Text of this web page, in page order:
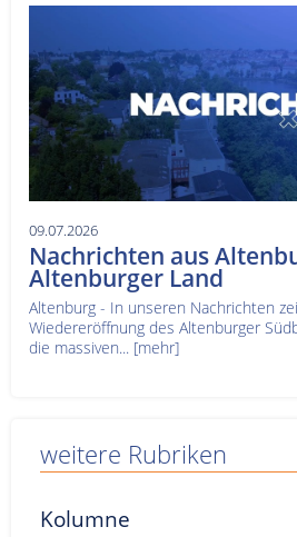
09.07.2026
Nachrichten aus
Altenburger Land
Altenburg - In unseren Nachrichten
Wiedereröffnung des Altenburger
die massiven... [mehr]
weitere Rubriken
Kolumne